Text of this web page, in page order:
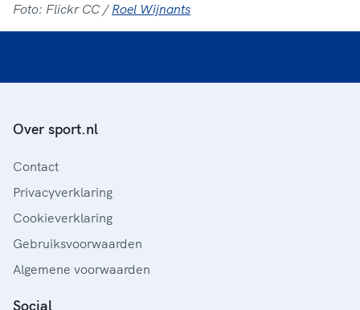
Foto: Flickr CC / Roel Wijnants
Over sport.nl
Contact
Privacyverklaring
Cookieverklaring
Gebruiksvoorwaarden
Algemene voorwaarden
Social